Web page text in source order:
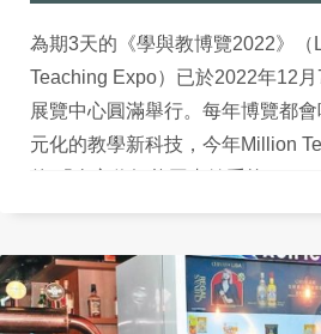
為期3天的《學與教博覽2022》（
Teaching Expo）已於2022年12
展覽中心圓滿舉行。每年博覽都
元化的教學新科技，今年Million